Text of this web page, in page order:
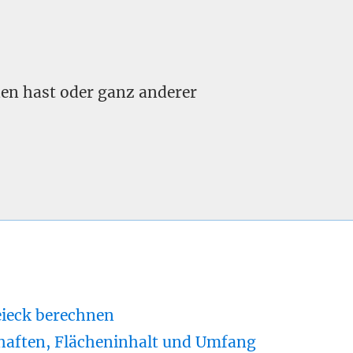
hast oder ganz anderer
berechnen
Flächeninhalt und Umfang